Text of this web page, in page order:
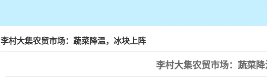
李村大集农贸市场：蔬菜降温，冰块上阵
李村大集农贸市场：蔬菜